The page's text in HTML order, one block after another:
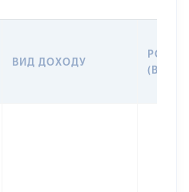
ВИД ДОХОДУ